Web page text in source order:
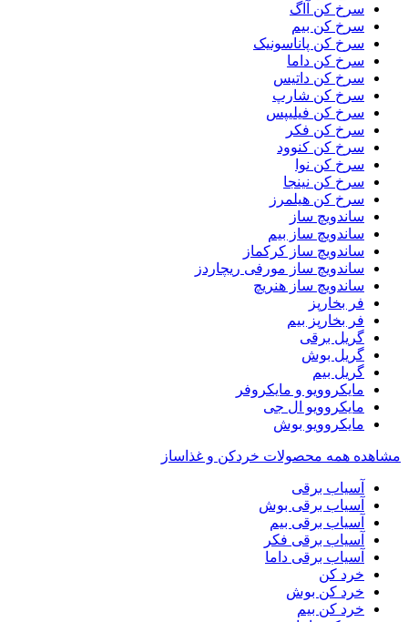
سرخ کن آاگ
سرخ کن بیم
سرخ کن پاناسونیک
سرخ کن داما
سرخ کن داتیس
سرخ کن شارپ
سرخ کن فیلیپس
سرخ کن فکر
سرخ کن کنوود
سرخ کن نوا
سرخ کن نینجا
سرخ کن هیلمرز
ساندویچ ساز
ساندویچ ساز بیم
ساندویچ ساز کرکماز
ساندویچ ساز مورفی ریچاردز
ساندویچ ساز هنریچ
فر بخارپز
فر بخارپز بیم
گریل برقی
گریل بوش
گریل بیم
مایکروویو و مایکروفر
مایکروویو ال جی
مایکروویو بوش
مشاهده همه محصولات خردکن و غذاساز
آسیاب برقی
آسیاب برقی بوش
آسیاب برقی بیم
آسیاب برقی فکر
آسیاب برقی داما
خرد کن
خرد کن بوش
خرد کن بیم